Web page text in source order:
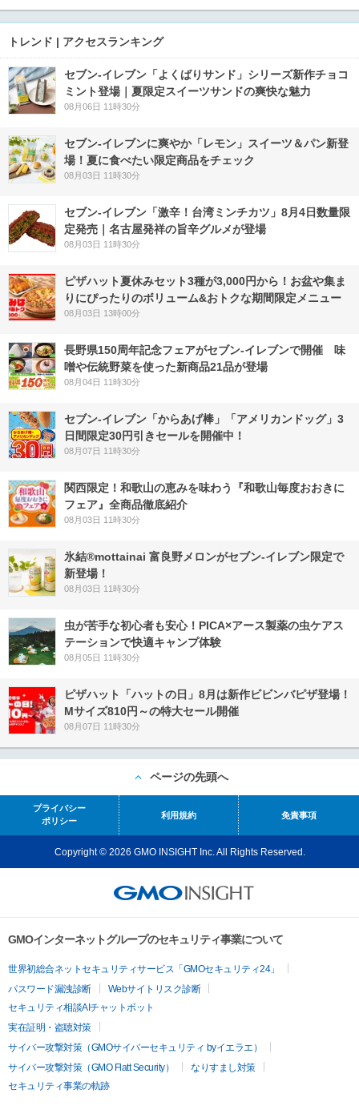
トレンド | アクセスランキング
セブン‐イレブン「よくばりサンド」シリーズ新作チョコ
ミント登場｜夏限定スイーツサンドの爽快な魅力
08月06日 11時30分
セブン‐イレブンに爽やか「レモン」スイーツ＆パン新登
場！夏に食べたい限定商品をチェック
08月03日 11時30分
セブン-イレブン「激辛！台湾ミンチカツ」8月4日数量限
定発売｜名古屋発祥の旨辛グルメが登場
08月03日 11時30分
ピザハット夏休みセット3種が3,000円から！お盆や集ま
りにぴったりのボリューム&おトクな期間限定メニュー
08月03日 13時00分
長野県150周年記念フェアがセブン-イレブンで開催 味
噌や伝統野菜を使った新商品21品が登場
08月04日 11時30分
セブン‐イレブン「からあげ棒」「アメリカンドッグ」3
日間限定30円引きセールを開催中！
08月07日 11時30分
関西限定！和歌山の恵みを味わう『和歌山毎度おおきに
フェア』全商品徹底紹介
08月03日 11時30分
氷結®mottainai 富良野メロンがセブン‐イレブン限定で
新登場！
08月03日 11時30分
虫が苦手な初心者も安心！PICA×アース製薬の虫ケアス
テーションで快適キャンプ体験
08月05日 11時30分
ピザハット「ハットの日」8月は新作ビビンバピザ登場！
Mサイズ810円～の特大セール開催
08月07日 11時30分
ページの先頭へ
プライバシー
ポリシー
利用規約 免責事項
Copyright © 2026 GMO INSIGHT Inc. All Rights Reserved.
GMOインターネットグループのセキュリティ事業について
世界初総合ネットセキュリティサービス「GMOセキュリティ24」
パスワード漏洩診断
Webサイトリスク診断
セキュリティ相談AIチャットボット
実在証明・盗聴対策
サイバー攻撃対策（GMOサイバーセキュリティ byイエラエ）
サイバー攻撃対策（GMO Flatt Security）
なりすまし対策
セキュリティ事業の軌跡